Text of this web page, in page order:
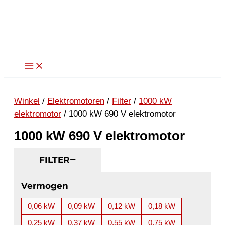
Winkel / Elektromotoren / Filter / 1000 kW
elektromotor / 1000 kW 690 V elektromotor
1000 kW 690 V elektromotor
FILTER
Vermogen
0,06 kW 0,09 kW 0,12 kW
0,18 kW
0,25 kW
0,37 kW 0,55 kW
0,75 kW